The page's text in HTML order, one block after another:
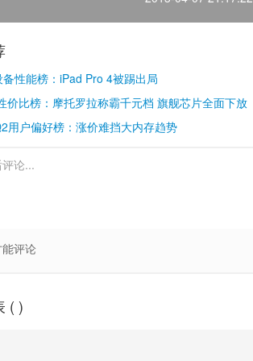
性能榜：iPad Pro 4被踢出局
价比榜：摩托罗拉称霸千元档 旗舰芯片全面下放
用户偏好榜：涨价难挡大内存趋势
评论
( )